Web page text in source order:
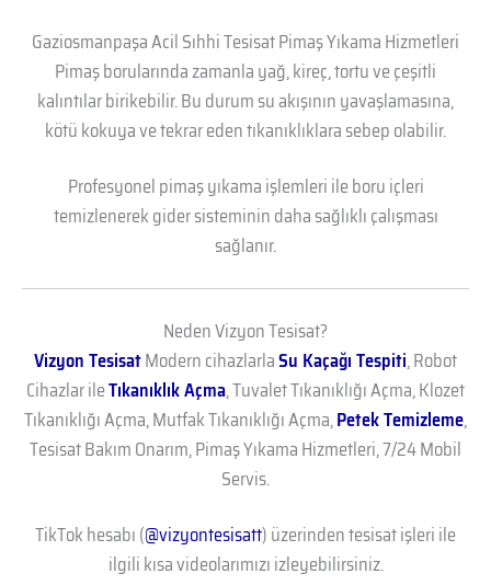
Gaziosmanpaşa Acil Sıhhi Tesisat Pimaş Yıkama Hizmetleri
Pimaş borularında zamanla yağ, kireç, tortu ve çeşitli
kalıntılar birikebilir. Bu durum su akışının yavaşlamasına,
kötü kokuya ve tekrar eden tıkanıklıklara sebep olabilir.
Profesyonel pimaş yıkama işlemleri ile boru içleri
temizlenerek gider sisteminin daha sağlıklı çalışması
sağlanır.
Neden Vizyon Tesisat?
Vizyon TesisatModern cihazlarlaSu Kaçağı Tespiti, Robot
Cihazlar ileTıkanıklık Açma, Tuvalet Tıkanıklığı Açma, Klozet
Tıkanıklığı Açma, Mutfak Tıkanıklığı Açma,Petek Temizleme,
Tesisat Bakım Onarım, Pimaş Yıkama Hizmetleri, 7/24 Mobil
Servis.
TikTok hesabı (@vizyontesisatt) üzerinden tesisat işleri ile
ilgili kısa videolarımızı izleyebilirsiniz.